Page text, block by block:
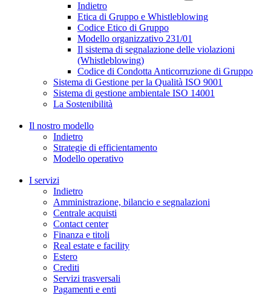
Indietro
Etica di Gruppo e Whistleblowing
Codice Etico di Gruppo
Modello organizzativo 231/01
Il sistema di segnalazione delle violazioni
(Whistleblowing)
Codice di Condotta Anticorruzione di Gruppo
Sistema di Gestione per la Qualità ISO 9001
Sistema di gestione ambientale ISO 14001
La Sostenibilità
Il nostro modello
Indietro
Strategie di efficientamento
Modello operativo
I servizi
Indietro
Amministrazione, bilancio e segnalazioni
Centrale acquisti
Contact center
Finanza e titoli
Real estate e facility
Estero
Crediti
Servizi trasversali
Pagamenti e enti